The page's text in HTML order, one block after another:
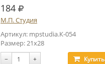
184 руб.
М.П. Студия
Артикул: mpstudia.К-054
Размер: 21х28
− + Купить